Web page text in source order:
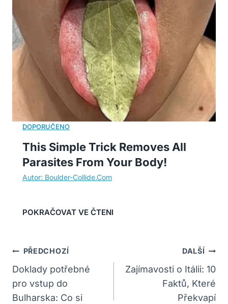
This Simple Trick Removes All
Parasites From Your Body!
Navigace
Pro
Příspěvek
PŘEDCHOZÍ
Doklady potřebné
pro vstup do
Bulharska: Co si
DALŠÍ
Zajímavosti o Itálii: 10
Faktů, Které
Překvapí